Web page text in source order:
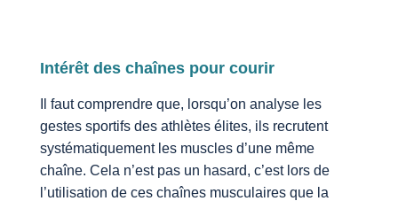
Intérêt des chaînes pour courir
Il faut comprendre que, lorsqu’on analyse les
gestes sportifs des athlètes élites, ils recrutent
systématiquement les muscles d’une même
chaîne. Cela n’est pas un hasard, c’est lors de
l’utilisation de ces chaînes musculaires que la